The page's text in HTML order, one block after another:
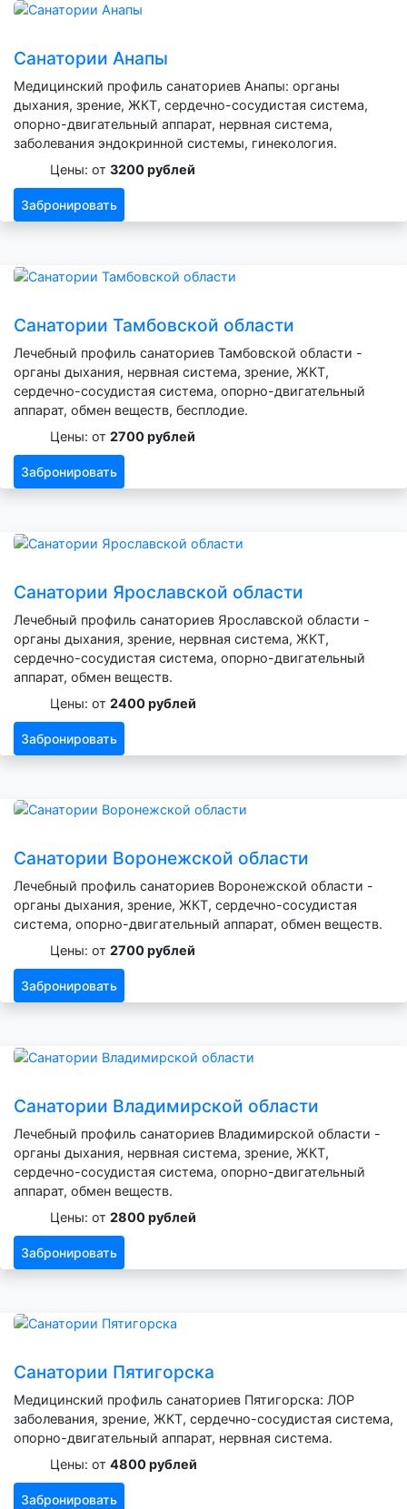
Санатории Анапы
Медицинский профиль санаториев Анапы: органы
дыхания, зрение, ЖКТ, сердечно-сосудистая система,
опорно-двигательный аппарат, нервная система,
заболевания эндокринной системы, гинекология.
Цены: от 3200 рублей
Забронировать
Санатории Тамбовской области
Лечебный профиль санаториев Тамбовской области -
органы дыхания, нервная система, зрение, ЖКТ,
сердечно-сосудистая система, опорно-двигательный
аппарат, обмен веществ, бесплодие.
Цены: от 2700 рублей
Забронировать
Санатории Ярославской области
Лечебный профиль санаториев Ярославской области -
органы дыхания, зрение, нервная система, ЖКТ,
сердечно-сосудистая система, опорно-двигательный
аппарат, обмен веществ.
Цены: от 2400 рублей
Забронировать
Санатории Воронежской области
Лечебный профиль санаториев Воронежской области -
органы дыхания, зрение, ЖКТ, сердечно-сосудистая
система, опорно-двигательный аппарат, обмен веществ.
Цены: от 2700 рублей
Забронировать
Санатории Владимирской области
Лечебный профиль санаториев Владимирской области -
органы дыхания, нервная система, зрение, ЖКТ,
сердечно-сосудистая система, опорно-двигательный
аппарат, обмен веществ.
Цены: от 2800 рублей
Забронировать
Санатории Пятигорска
Медицинский профиль санаториев Пятигорска: ЛОР
заболевания, зрение, ЖКТ, сердечно-сосудистая система,
опорно-двигательный аппарат, нервная система.
Цены: от 4800 рублей
Забронировать